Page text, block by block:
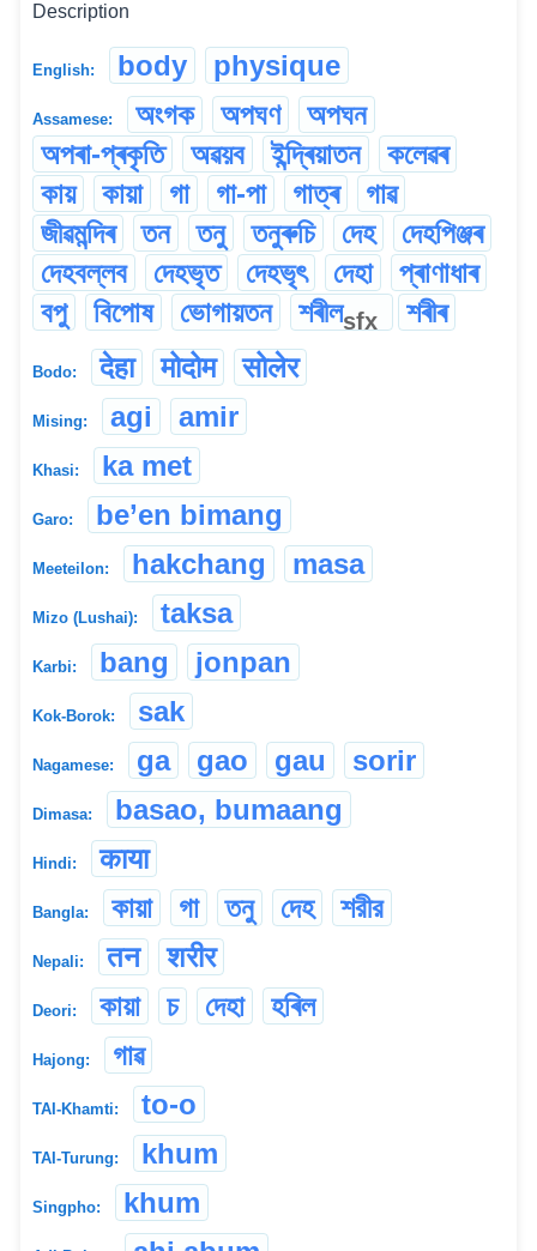
Description
English: body physique
Assamese: অংগক অপঘণ
অপঘন
অপৰা-প্ৰকৃতি
অৱয়ব ইন্দ্ৰিয়াতন
কলেৱৰ
কায়
কায়া গা গা-পা গাত্ৰ
গাৱ
জীৱমন্দিৰ
তন তনু তনুৰুচি দেহ
দেহপিঞ্জৰ
দেহবল্লব
দেহভৃত দেহভৃৎ দেহা
প্ৰাণাধাৰ
বপু
বিপোষ ভোগায়তন শৰীলsfx শৰীৰ
Bodo: देहा मोदोम सोलेर
Mising: agi amir
Khasi: ka met
Garo: be’en bimang
Meeteilon: hakchang masa
Mizo (Lushai): taksa
Karbi: bang jonpan
Kok-Borok: sak
Nagamese: ga gao gau sorir
Dimasa: basao, bumaang
Hindi: काया
Bangla: কায়া গা তনু দেহ শরীর
Nepali: तन शरीर
Deori: কায়া চ দেহা হৰিল
Hajong: গাৱ
TAI-Khamti: to-o
TAI-Turung: khum
Singpho: khum